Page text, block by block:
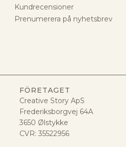
Kundrecensioner
Prenumerera på nyhetsbrev
FÖRETAGET
Creative Story ApS
Frederiksborgvej 64A
3650 Ølstykke
CVR: 35522956